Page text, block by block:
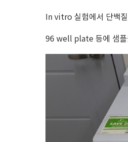
In vitro 실험에서 단백
96 well plate 등에 샘